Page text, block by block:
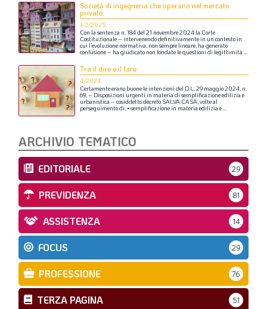
Società di ingegneria che operano nel mercato
privato
1-2/2025
Con la sentenza n.184del 21 novembre2024 la Corte
Costituzionale–intervenendodefinitivamentein un contestoin
cui l’evoluzione normativa, non sempre lineare, ha generato
confusione– ha giudicato non fondate lequestioni di legittimità ...
Tra il dire e il fare
4/2024
Certamenteerano buone leintenzioni del D.L.29 maggio2024, n.
69,– Disposizioni urgenti in materia di semplificazioneedilizia e
urbanistica –cosiddettodecreto SALVA CASA,volteal
perseguimentodi: • semplificazionein materia edilizia e...
ARCHIVIO TEMATICO
EDITORIALE 29
PREVIDENZA 81
ASSISTENZA 14
FOCUS 29
PROFESSIONE 76
TERZA PAGINA 51